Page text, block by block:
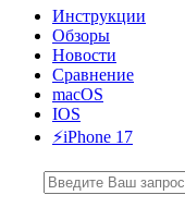
Инструкции
Обзоры
Новости
Сравнение
macOS
IOS
⚡️iPhone 17